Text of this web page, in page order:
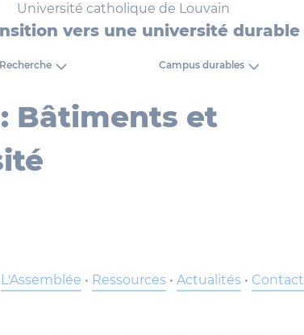
Université catholique de Louvain
vers une université durable
Recherche Campus durables
Bâtiments et
L'Assemblée • Ressources• Actualités• Contact